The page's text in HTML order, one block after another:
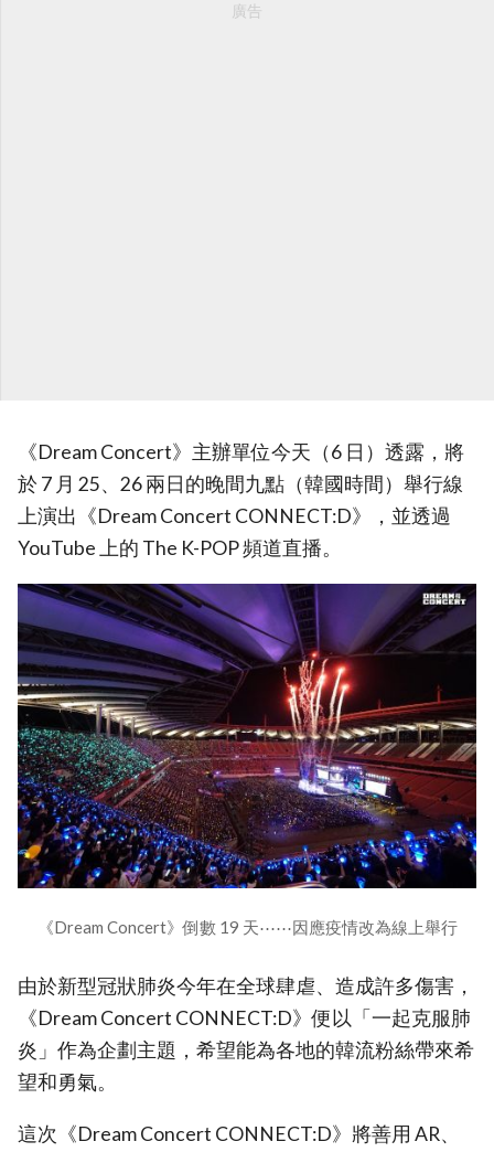
廣告
《Dream Concert》主辦單位今天（6 日）透露，將
於 7 月 25、26 兩日的晚間九點（韓國時間）舉行線
上演出《Dream Concert CONNECT:D》，並透過
YouTube 上的 The K-POP 頻道直播。
《Dream Concert》倒數 19 天⋯⋯因應疫情改為線上舉行
由於新型冠狀肺炎今年在全球肆虐、造成許多傷害，
《Dream Concert CONNECT:D》便以「一起克服肺
炎」作為企劃主題，希望能為各地的韓流粉絲帶來希
望和勇氣。
這次《Dream Concert CONNECT:D》將善用 AR、